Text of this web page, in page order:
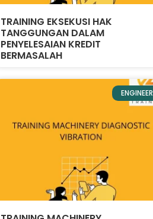
TRAINING EKSEKUSI HAK
TANGGUNGAN DALAM
PENYELESAIAN KREDIT
BERMASALAH
ENGINEER